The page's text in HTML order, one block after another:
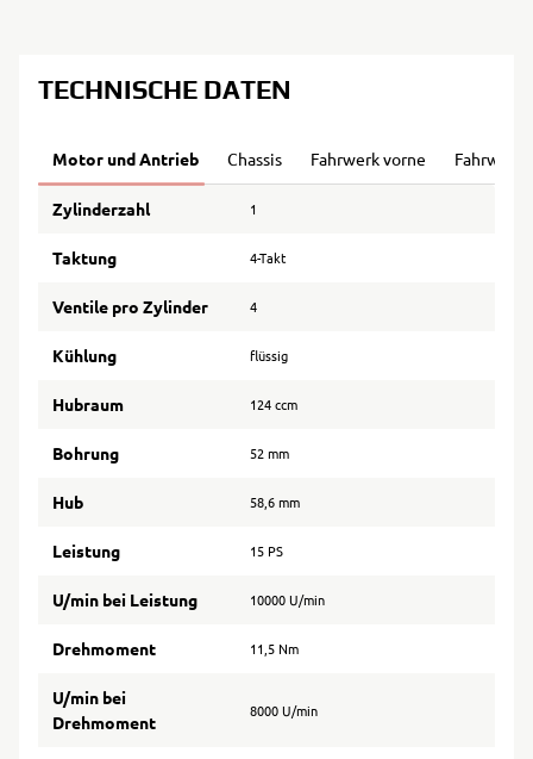
TECHNISCHE DATEN
Motor und Antrieb Chassis Fahrwerk vorne Fahrwerk
Zylinderzahl 1
Taktung 4-Takt
Ventile pro Zylinder 4
Kühlung flüssig
Hubraum 124 ccm
Bohrung 52 mm
Hub 58,6 mm
Leistung 15 PS
U/min bei Leistung 10000 U/min
Drehmoment 11,5 Nm
U/min bei
Drehmoment
8000 U/min